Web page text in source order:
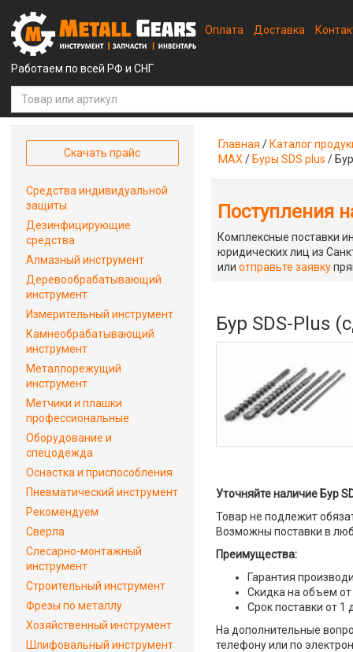
Работаем по всей РФ и СНГ
Оплата Доставка
Главная / Каталог
MAX / Буры SDS plus /
Поступления
Комплексные поставки
юридических лиц из
илиотправьте заявку
Бур SDS-Plus
Уточняйте наличие Бур
Товар не подлежит
Возможны поставки в
Преимущества:
Гарантия
Скидка на объем от
Срок поставки от 1
На дополнительные
телефону или по
Скачать прайс
Средства индивидуальной
защиты
Дезинфицирующие
средства
Алмазный инструмент
Деревообрабатывающий
инструмент
Измерительный инструмент
Камнеобрабатывающий
инструмент
Металлорежущий
инструмент
Метчики и плашки
профессиональные
Оборудование и
спецодежда
Оснастка и приспособления
Пневматический инструмент
Рекомендуем
Сверла
Слесарно-монтажный
инструмент
Строительный инструмент
Фрезы по металлу
Хозяйственный инструмент
Шлифовальный инструмент